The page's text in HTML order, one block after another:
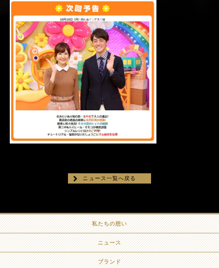
ニュース一覧へ戻る
私たちの想い
ニュース
ブランド